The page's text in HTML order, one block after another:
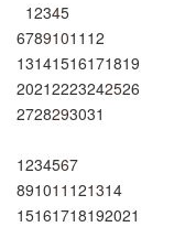
12345
67891011 12
13141516171819
20212223242526
2728293031
1234567
891011 121314
15161718192021